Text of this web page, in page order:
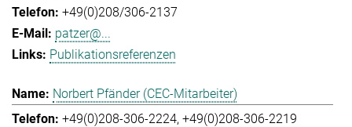
+49(0)208/306-2137
patzer@...
Publikationsreferenzen
Norbert Pfänder (CEC-Mitarbeiter)
+49(0)208-306-2224 +49(0)208-306-2219